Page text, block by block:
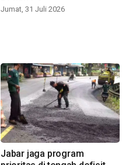
Jumat, 31 Juli 2026
Jabar jaga program